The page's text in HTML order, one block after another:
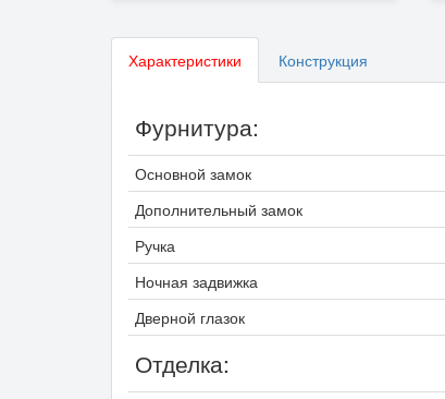
Характеристики Конструкция
Фурнитура:
Основной замок
Дополнительный замок
Ручка
Ночная задвижка
Дверной глазок
Отделка: